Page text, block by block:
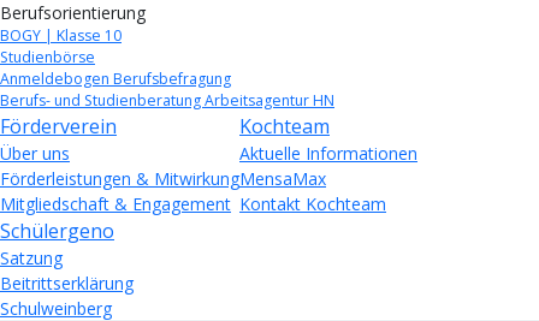
Berufsorientierung
BOGY | Klasse 10
Studienbörse
Anmeldebogen Berufsbefragung
Berufs- und Studienberatung Arbeitsagentur HN
Förderverein
Über uns
Förderleistungen & Mitwirkung
Mitgliedschaft & Engagement
Kochteam
Aktuelle Informationen
MensaMax
Kontakt Kochteam
Schülergeno
Satzung
Beitrittserklärung
Schulweinberg